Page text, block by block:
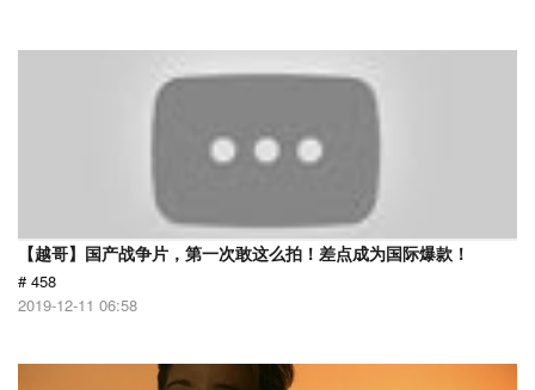
【越哥】国产战争片，第一次敢这么拍！差点成为国际爆款！
# 458
2019-12-11 06:58